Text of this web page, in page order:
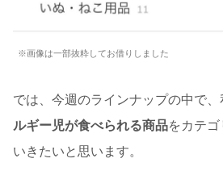
※画像は一部抜粋してお借りしました
では、今週のラインナップの中で、
ルギー児が食べられる商品をカテ
いきたいと思います。